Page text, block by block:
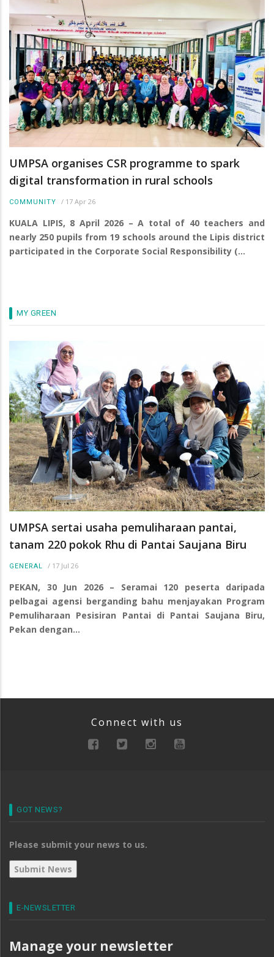
UMPSA organises CSR programme to spark
digital transformation in rural schools
COMMUNITY / 17 Apr 26
KUALA LIPIS, 8 April 2026 – A total of 40 teachers and
nearly 250 pupils from 19 schools around the Lipis district
participated in the Corporate Social Responsibility (…
MY GREEN
UMPSA sertai usaha pemuliharaan pantai,
tanam 220 pokok Rhu di Pantai Saujana Biru
GENERAL / 17 Jul 26
PEKAN, 30 Jun 2026 – Seramai 120 peserta daripada
pelbagai agensi berganding bahu menjayakan Program
Pemuliharaan Pesisiran Pantai di Pantai Saujana Biru,
Pekan dengan…
Connect with us
GOT NEWS?
Please submit your news to us.
E-NEWSLETTER
Manage your newsletter